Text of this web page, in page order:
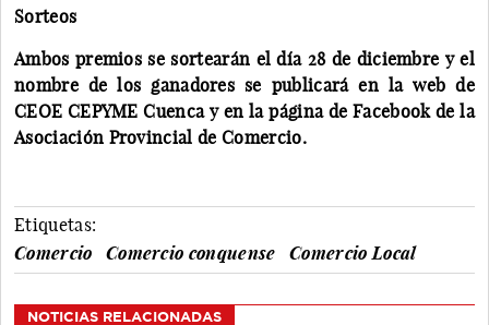
Sorteos
Ambos premios se sortearán el día 28 de diciembre y el
nombre de los ganadores se publicará en la web de
CEOE CEPYME Cuenca y en la página de Facebook de la
Asociación Provincial de Comercio.
Etiquetas:
Comercio
Comercio conquense Comercio Local
NOTICIAS RELACIONADAS